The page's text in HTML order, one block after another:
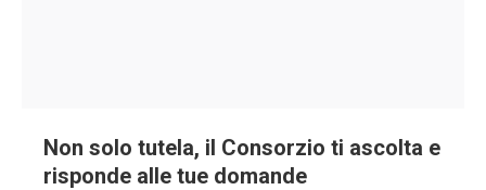
Non solo tutela, il Consorzio ti ascolta e
risponde alle tue domande